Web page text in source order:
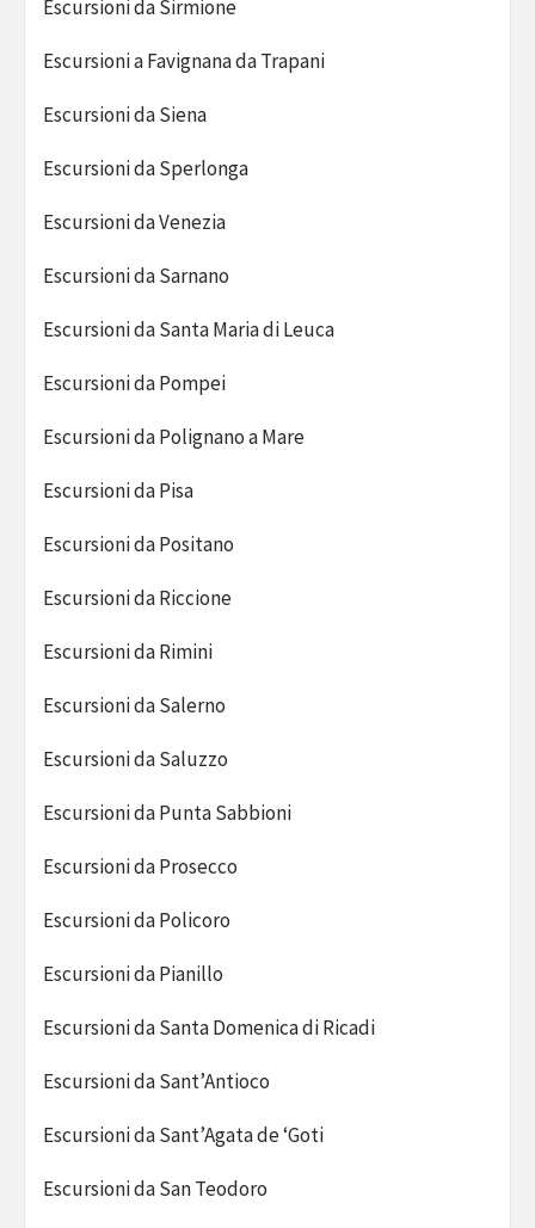
Escursioni da Sirmione
Escursioni a Favignana da Trapani
Escursioni da Siena
Escursioni da Sperlonga
Escursioni da Venezia
Escursioni da Sarnano
Escursioni da Santa Maria di Leuca
Escursioni da Pompei
Escursioni da Polignano a Mare
Escursioni da Pisa
Escursioni da Positano
Escursioni da Riccione
Escursioni da Rimini
Escursioni da Salerno
Escursioni da Saluzzo
Escursioni da Punta Sabbioni
Escursioni da Prosecco
Escursioni da Policoro
Escursioni da Pianillo
Escursioni da Santa Domenica di Ricadi
Escursioni da Sant’Antioco
Escursioni da Sant’Agata de ‘Goti
Escursioni da San Teodoro